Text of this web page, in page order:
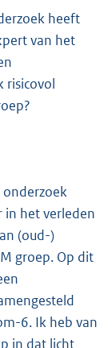
heeft
van het
risicovol
onderzoek
in het verleden
(oud-)
groep. Op dit
6. Ik heb van
in dat licht